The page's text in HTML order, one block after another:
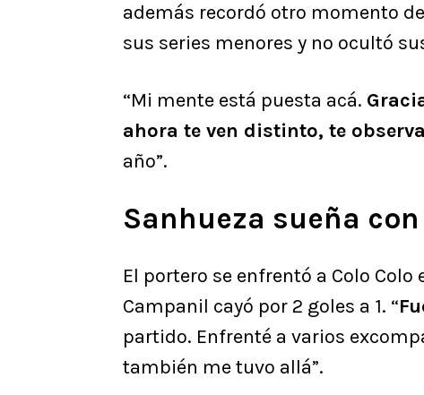
además recordó otro momento
sus series menores y no ocultó
“Mi mente está puesta acá.
ahora te ven distinto, te
año”.
Sanhueza sueña
El portero se enfrentó a Colo
Campanil cayó por 2 goles a 1. “
partido. Enfrenté a varios
también me tuvo allá”.